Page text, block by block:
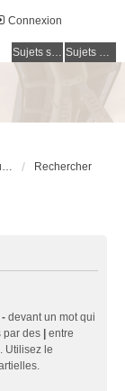
Connexion
Sujets sans réponse Sujets actifs
https://dailydigesthub.com Rechercher
- devant un mot qui
par des
entre
Utilisez le